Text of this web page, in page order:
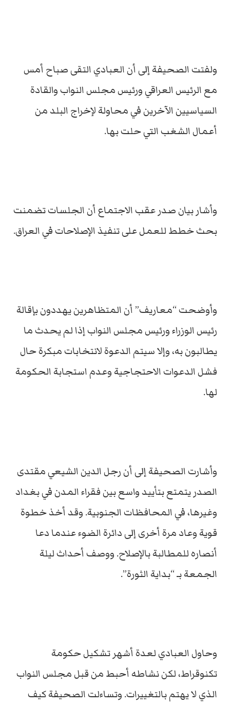
ولفتت الصحيفة إلى أن العبادي التقى صباح أمس
مع الرئيس العراقي ورئيس مجلس النواب والقادة
السياسيين الآخرين في محاولة لإخراج البلد من
أعمال الشغب التي حلت بها.
وأشار بيان صدر عقب الاجتماع أن الجلسات تضمنت
بحث خطط للعمل على تنفيذ الإصلاحات في العراق.
وأوضحت “معاريف” أن المتظاهرين يهددون بإقالة
رئيس الوزراء ورئيس مجلس النواب إذا لم يحدث ما
يطالبون به، وإلا سيتم الدعوة لانتخابات مبكرة حال
فشل الدعوات الاحتجاجية وعدم استجابة الحكومة
لها.
وأشارت الصحيفة إلى أن رجل الدين الشيعي مقتدى
الصدر يتمتع بتأييد واسع بين فقراء المدن في بغداد
وغيرها، في المحافظات الجنوبية. وقد أخذ خطوة
قوية وعاد مرة أخرى إلى دائرة الضوء عندما دعا
أنصاره للمطالبة بالإصلاح. ووصف أحداث ليلة
الجمعة بـ “بداية الثورة”.
وحاول العبادي لعدة أشهر تشكيل حكومة
تكنوقراط، لكن نشاطه أحبط من قبل مجلس النواب
الذي لا يهتم بالتغييرات. وتساءلت الصحيفة كيف